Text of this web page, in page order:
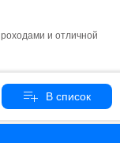
и отличной